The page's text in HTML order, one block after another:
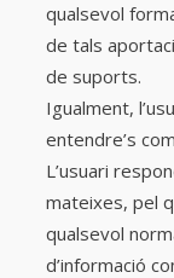
qualsevol
de tals
de suports.
Igualment,
entendre’s
L’usuari
mateixes, pel
qualsevol
d’informació